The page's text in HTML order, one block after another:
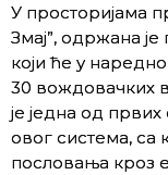
У просторијама
Змај”, одржана
који ће у
30 вождовачких
је једна од
овог система, са
пословања кроз